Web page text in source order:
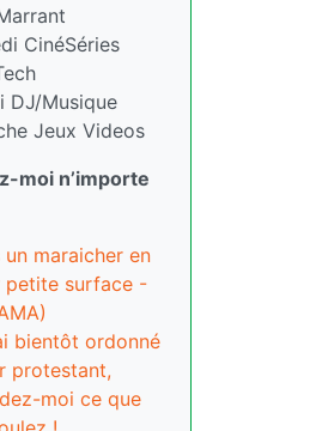
CinéSéries
DJ/Musique
Jeux Videos
moi n’importe
un maraicher en
petite surface -
bientôt ordonné
protestant,
moi ce que